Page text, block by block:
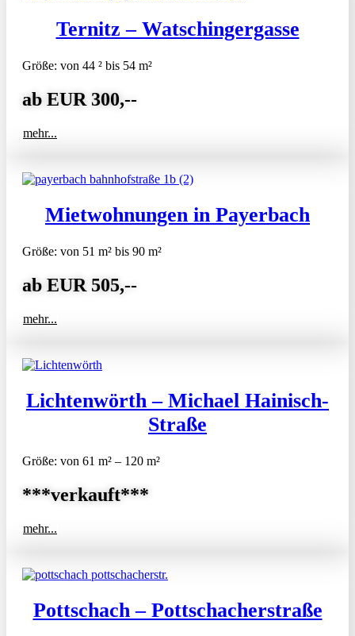
Ternitz – Watschingergasse
Größe: von 44 ² bis 54 m²
ab EUR 300,--
mehr...
Mietwohnungen in Payerbach
Größe: von 51 m² bis 90 m²
ab EUR 505,--
mehr...
Lichtenwörth – Michael Hainisch-
Straße
Größe: von 61 m² – 120 m²
***verkauft***
mehr...
Pottschach – Pottschacherstraße